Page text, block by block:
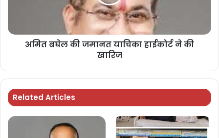
अमित बघेल की जमानत याचिका हाईकोर्ट ने की
खारिज
Related Articles